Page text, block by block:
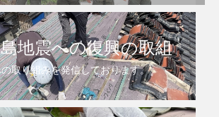
地震への復興の取組
取り組みを発信しております。